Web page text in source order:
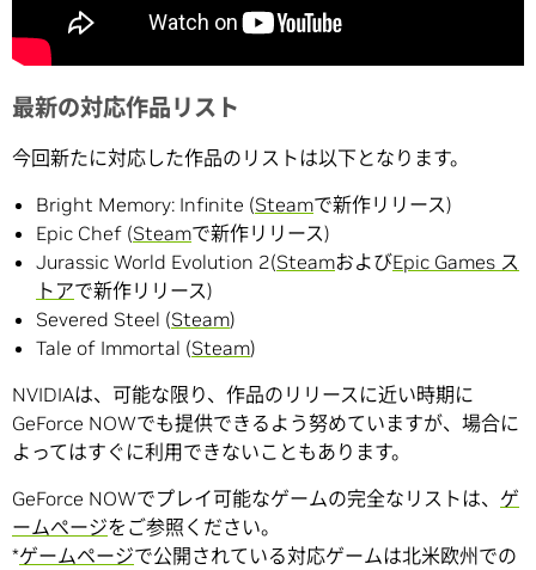
最新の対応作品リスト
今回新たに対応した作品のリストは以下となります。
Bright Memory: Infinite (Steamで新作リリース)
Epic Chef (Steamで新作リリース)
Jurassic World Evolution 2(SteamおよびEpic Games ス
トアで新作リリース)
Severed Steel (Steam)
Tale of Immortal (Steam)
NVIDIAは、可能な限り、作品のリリースに近い時期に
GeForce NOWでも提供できるよう努めていますが、場合に
よってはすぐに利用できないこともあります。
GeForce NOWでプレイ可能なゲームの完全なリストは、 ゲ
ームぺージをご参照ください。
*ゲームページで公開されている対応ゲームは北米欧州での